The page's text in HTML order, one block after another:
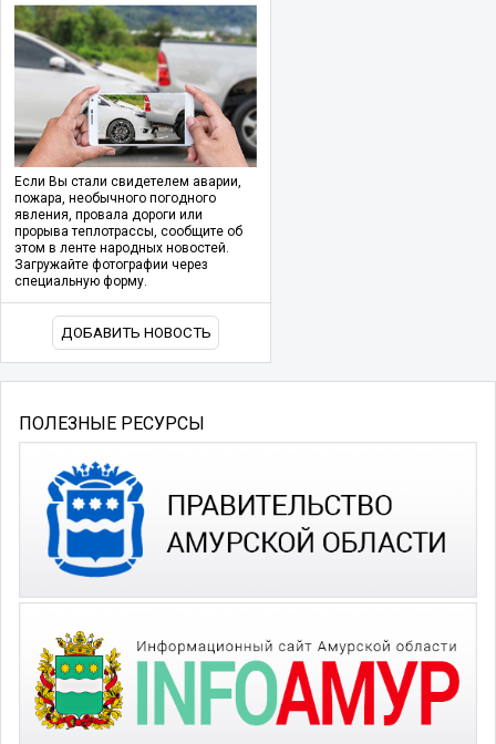
Если Вы стали свидетелем аварии,
пожара, необычного погодного
явления, провала дороги или
прорыва теплотрассы, сообщите об
этом в ленте народных новостей.
Загружайте фотографии через
специальную форму.
ДОБАВИТЬ НОВОСТЬ
ПОЛЕЗНЫЕ РЕСУРСЫ